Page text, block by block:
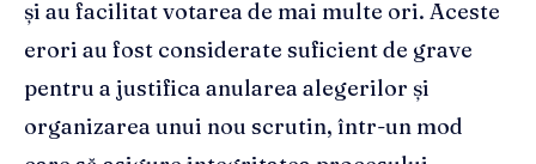
și au facilitat votarea de mai multe ori. Aceste
erori au fost considerate suficient de grave
pentru a justifica anularea alegerilor și
organizarea unui nou scrutin, într-un mod